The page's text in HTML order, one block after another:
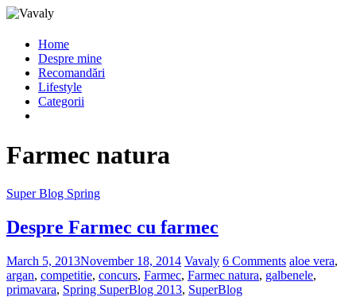
Home
Despre mine
Recomandări
Lifestyle
Categorii
Farmec natura
Super Blog Spring
Despre Farmec cu farmec
March 5, 2013November 18, 2014 Vavaly 6 Comments aloe vera,
argan, competitie, concurs, Farmec, Farmec natura, galbenele,
primavara, Spring SuperBlog 2013, SuperBlog